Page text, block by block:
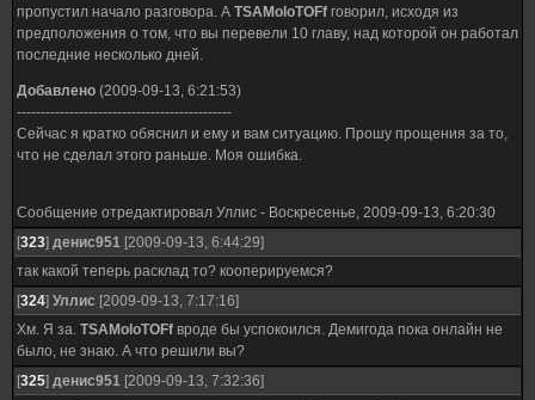
пропустил начало разговора. А TSAMoloTOFf говорил, исходя из
предположения о том, что вы перевели 10 главу, над которой он работал
последние несколько дней.
Добавлено (2009-09-13, 6:21:53)
---------------------------------------------
Сейчас я кратко обяснил и ему и вам ситуацию. Прошу прощения за то,
что не сделал этого раньше. Моя ошибка.
Сообщение отредактировал Уллис - Воскресенье, 2009-09-13, 6:20:30
[323] денис951 [2009-09-13, 6:44:29]
так какой теперь расклад то? кооперируемся?
[324] Уллис [2009-09-13, 7:17:16]
Хм. Я за. TSAMoloTOFf вроде бы успокоился. Демигода пока онлайн не
было, не знаю. А что решили вы?
[325] денис951 [2009-09-13, 7:32:36]